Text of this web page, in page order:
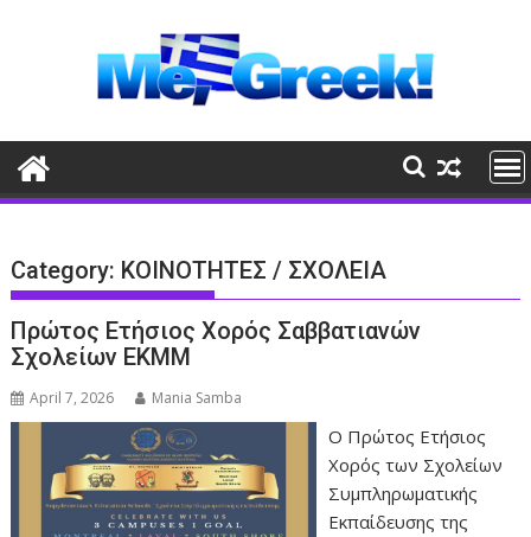
Category: ΚΟΙΝΟΤΗΤΕΣ / ΣΧΟΛΕΙΑ
Πρώτος Ετήσιος Χορός Σαββατιανών
Σχολείων ΕΚΜΜ
April 7, 2026 Mania Samba
Ο Πρώτος Ετήσιος
Χορός των Σχολείων
Συμπληρωματικής
Εκπαίδευσης της